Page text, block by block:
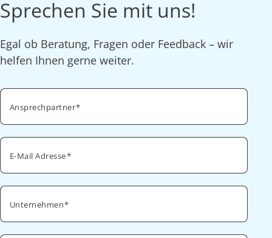
Sprechen Sie mit uns!
Egal ob Beratung, Fragen oder Feedback – wir
helfen Ihnen gerne weiter.
Ansprechpartner
E-Mail Adresse
Unternehmen